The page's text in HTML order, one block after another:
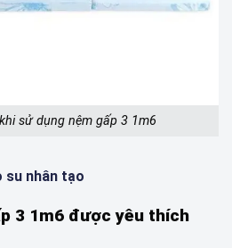
sử dụng nệm gấp 3 1m6
su nhân tạo
3 1m6 được yêu thích